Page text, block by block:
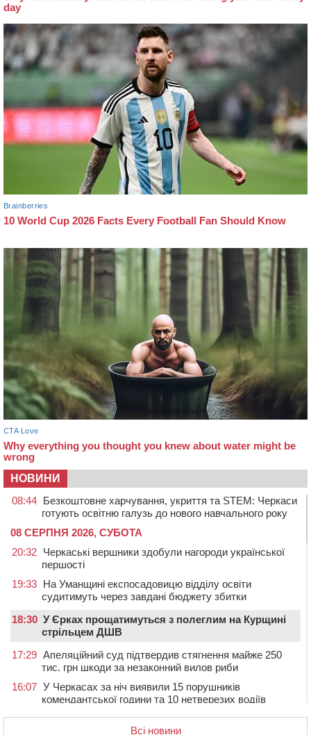
НОВИНИ
08:44 Безкоштовне харчування, укриття та STEM: Черкаси
готують освітню галузь до нового навчального року
08 СЕРПНЯ 2026, СУБОТА
20:32 Черкаські вершники здобули нагороди української
першості
19:33 На Уманщині експосадовицю відділу освіти
судитимуть через завдані бюджету збитки
18:30 У Єрках прощатимуться з полеглим на Курщині
стрільцем ДШВ
17:29 Апеляційний суд підтвердив стягнення майже 250
тис. грн шкоди за незаконний вилов риби
16:07 У Черкасах за ніч виявили 15 порушників
комендантської години та 10 нетверезих водіїв
15:12 На Золотоніщині водійка збила пішохода, який
Всі новини